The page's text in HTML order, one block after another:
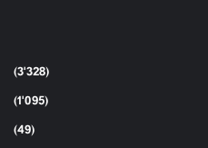
(3٬328)
(1٬095)
(49)